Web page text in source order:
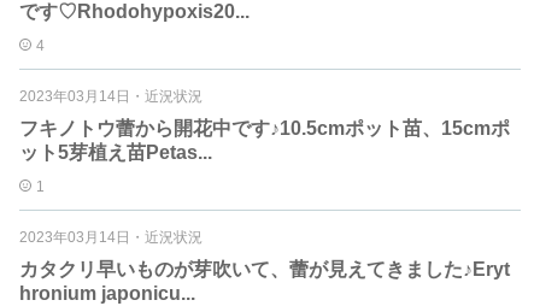
です♡Rhodohypoxis20...
4
2023年03月14日 ・ 近況状況
フキノトウ蕾から開花中です♪10.5cmポット苗、15cmポ
ット5芽植え苗Petas...
1
2023年03月14日 ・ 近況状況
カタクリ早いものが芽吹いて、蕾が見えてきました♪Eryt
hronium japonicu...